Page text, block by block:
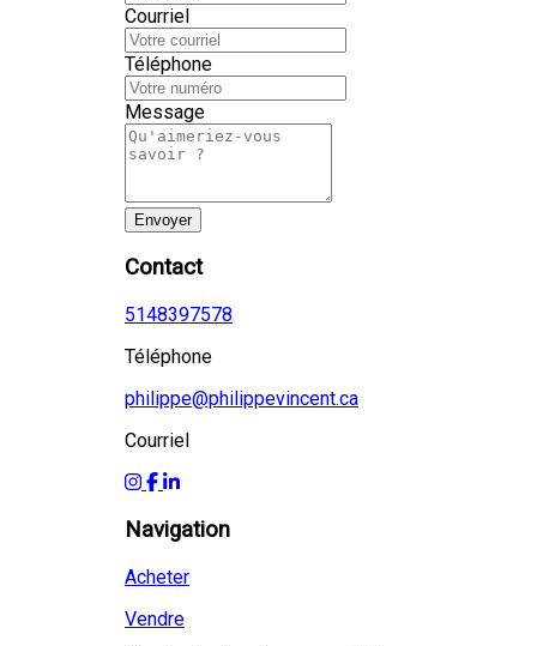
Courriel
Téléphone
Message
Envoyer
Contact
5148397578
Téléphone
philippe@philippevincent.ca
Courriel
Navigation
Acheter
Vendre